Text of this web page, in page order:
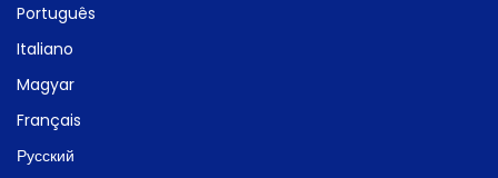
Português
Italiano
Magyar
Français
Русский